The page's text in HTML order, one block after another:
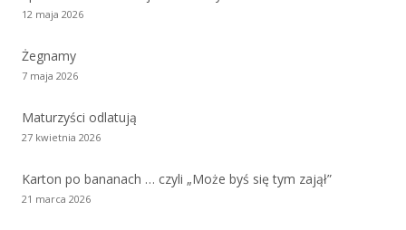
12 maja 2026
Żegnamy
7 maja 2026
Maturzyści odlatują
27 kwietnia 2026
Karton po bananach … czyli „Może byś się tym zajął”
21 marca 2026